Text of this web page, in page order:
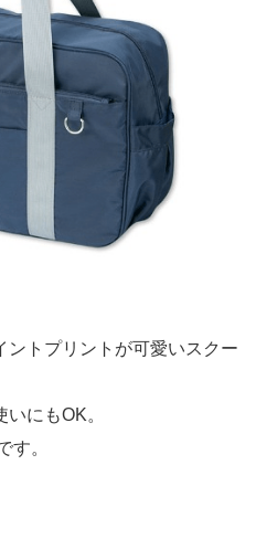
ントプリントが可愛いスクー
にもOK。
す。